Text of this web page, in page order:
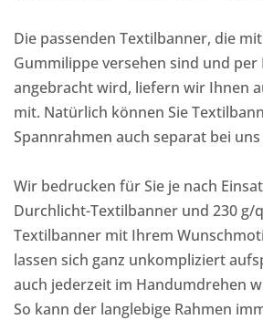
Die passenden Textilbanner, die
Gummilippe versehen sind und per
angebracht wird, liefern wir Ihnen
mit. Natürlich können Sie
Spannrahmen auch separat bei
Wir bedrucken für Sie je nach
Durchlicht-Textilbanner und 230 g/
Textilbanner mit Ihrem
lassen sich ganz unkompliziert
auch jederzeit im Handumdrehen
So kann der langlebige Rahmen